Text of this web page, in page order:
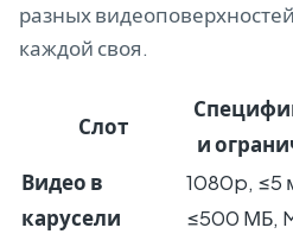
разных
каждой своя.
Слот
и
Видео в
карусели
1080p, ≤5
≤500 МБ,